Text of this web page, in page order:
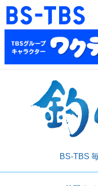
BS-TBS
BS-TBS
ドラマ
紀行
教養
音楽
アニメ
BS-TBS